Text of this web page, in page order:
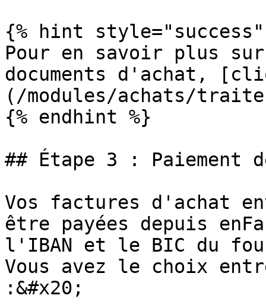
{% hint style="success"
Pour en savoir plus
documents d'achat,
(/modules/achats/
{% endhint %}
## Étape 3 : Paiement
Vos factures d'achat
être payées depuis
l'IBAN et le BIC du
Vous avez le choix
:&#x20;